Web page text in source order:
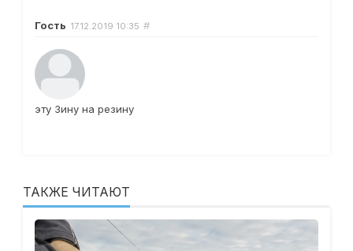
Гость 17.12.2019 10:35 #
эту Зину на резину
ТАКЖЕ ЧИТАЮТ